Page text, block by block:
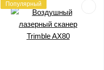
Популярный